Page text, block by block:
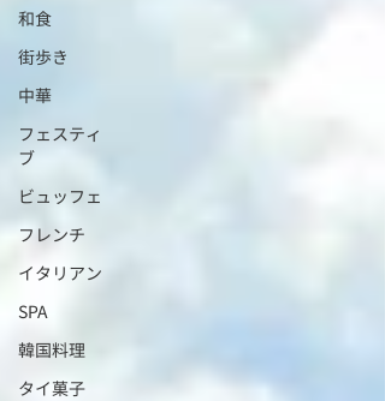
和食
街歩き
中華
フェスティ
ブ
ビュッフェ
フレンチ
イタリアン
SPA
韓国料理
タイ菓子